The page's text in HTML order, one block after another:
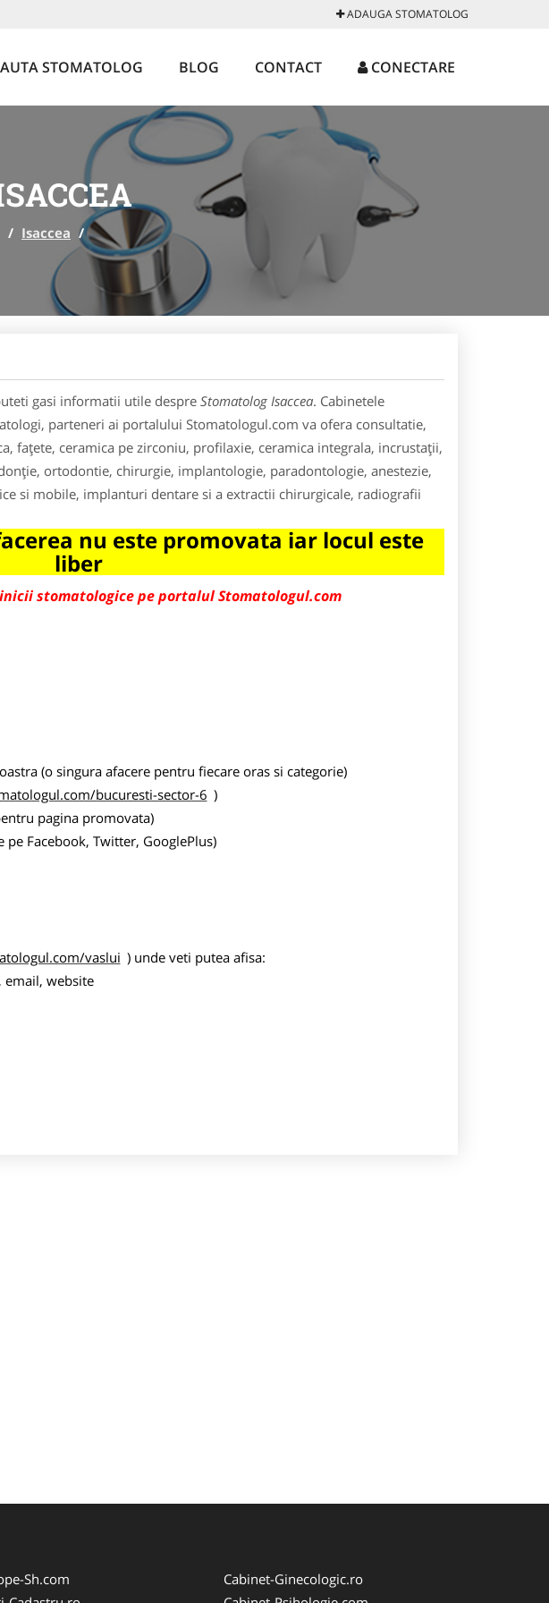
ADAUGA STOMATOLOG
STOMATOLOG BLOG CONTACT CONECTARE
/ Isaccea /
gasi informatii utile despre Stomatolog Isaccea. Cabinetele
parteneri ai portalului Stomatologul.com va ofera consultatie,
faţete, ceramica pe zirconiu, profilaxie, ceramica integrala, incrustaţii,
ortodontie, chirurgie, implantologie, paradontologie, anestezie,
si mobile, implanturi dentare si a extractii chirurgicale, radiografii
nu este promovata iar locul este
liber
stomatologice pe portalul Stomatologul.com
(o singura afacere pentru fiecare oras si categorie)
bucuresti-sector-6 )
pagina promovata)
Facebook, Twitter, GooglePlus)
vaslui ) unde veti putea afisa:
website
Sh.com
Cabinet-Ginecologic.ro